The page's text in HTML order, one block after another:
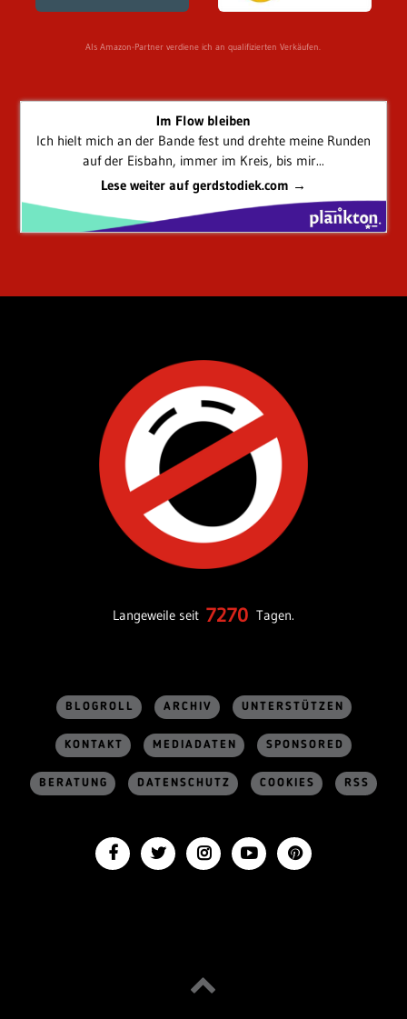
Als Amazon-Partner verdiene ich an qualifizierten Verkäufen.
Im Flow bleiben
Ich hielt mich an der Bande fest und drehte meine Runden
auf der Eisbahn, immer im Kreis, bis mir...
Lese weiter auf gerdstodiek.com →
Langeweile seit 7270 Tagen.
BLOGROLL ARCHIV UNTERSTÜTZEN
KONTAKT MEDIADATEN SPONSORED
BERATUNG DATENSCHUTZ COOKIES RSS